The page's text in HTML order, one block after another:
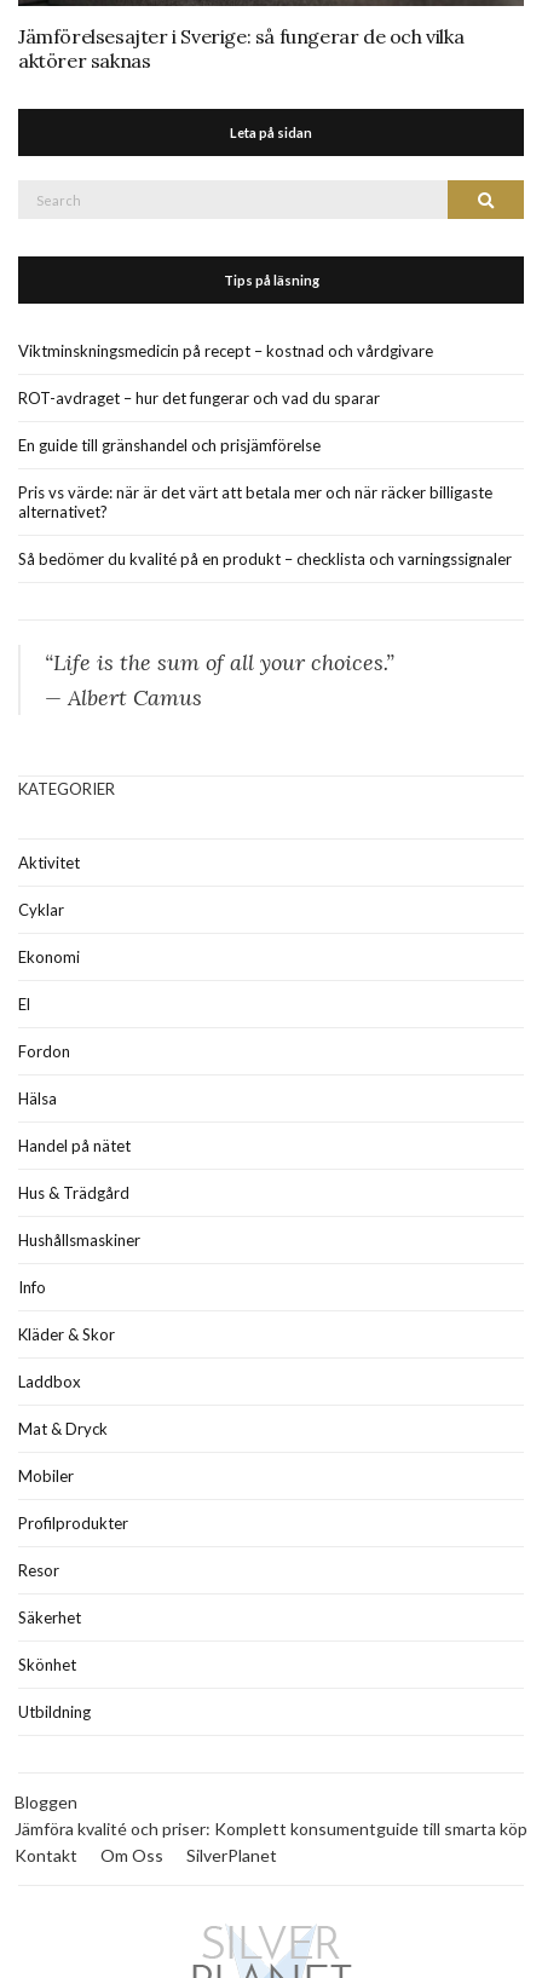
Jämförelsesajter i Sverige: så fungerar de och vilka
aktörer saknas
Leta på sidan
Search
Tips på läsning
Viktminskningsmedicin på recept – kostnad och vårdgivare
ROT-avdraget – hur det fungerar och vad du sparar
En guide till gränshandel och prisjämförelse
Pris vs värde: när är det värt att betala mer och när räcker billigaste
alternativet?
Så bedömer du kvalité på en produkt – checklista och varningssignaler
“Life is the sum of all your choices.”
— Albert Camus
KATEGORIER
Aktivitet
Cyklar
Ekonomi
El
Fordon
Hälsa
Handel på nätet
Hus & Trädgård
Hushållsmaskiner
Info
Kläder & Skor
Laddbox
Mat & Dryck
Mobiler
Profilprodukter
Resor
Säkerhet
Skönhet
Utbildning
Bloggen
Jämföra kvalité och priser: Komplett konsumentguide till smarta köp
Kontakt
Om Oss SilverPlanet